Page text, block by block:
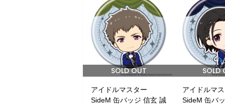
SOLD OUT
アイドルマスター
SideM 缶バッジ 信玄 誠
SOLD
アイドルマ
SideM 缶バ